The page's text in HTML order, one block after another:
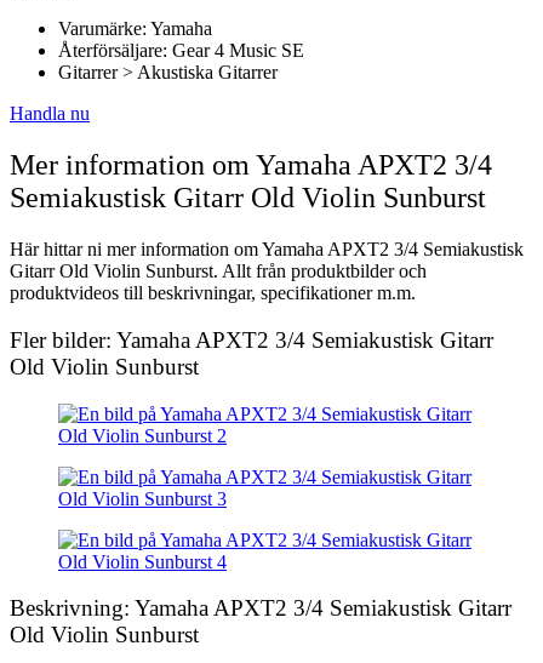
Varumärke: Yamaha
Återförsäljare: Gear 4 Music SE
Gitarrer > Akustiska Gitarrer
Handla nu
Mer information om Yamaha APXT2 3/4
Semiakustisk Gitarr Old Violin Sunburst
Här hittar ni mer information om Yamaha APXT2 3/4 Semiakustisk
Gitarr Old Violin Sunburst. Allt från produktbilder och
produktvideos till beskrivningar, specifikationer m.m.
Fler bilder: Yamaha APXT2 3/4 Semiakustisk Gitarr
Old Violin Sunburst
Beskrivning: Yamaha APXT2 3/4 Semiakustisk Gitarr
Old Violin Sunburst